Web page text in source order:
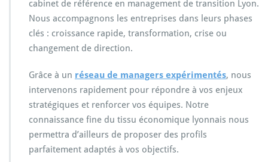
cabinet de référence en management de transition Lyon.
Nous accompagnons les entreprises dans leurs phases
clés : croissance rapide, transformation, crise ou
changement de direction.
Grâce à un réseau de managers expérimentés, nous
intervenons rapidement pour répondre à vos enjeux
stratégiques et renforcer vos équipes. Notre
connaissance fine du tissu économique lyonnais nous
permettra d’ailleurs de proposer des profils
parfaitement adaptés à vos objectifs.